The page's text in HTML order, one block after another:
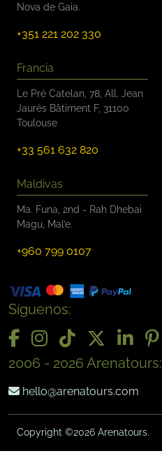
Nova de Gaia.
+351 221 202 330
Francia
Le Pré Catelan, 78, All. Jean
Jaurès Bâtiment F, 31100
Toulouse
+33 561 632 820
Maldivas
Ma. Funa, 2nd - Rah Dhebai
Magu, Mal’e.
+960 799 0107
Síguenos:
2006 - 2026 Arenatours:
hello@arenatours.com
Copyright ©2026 Arenatours.